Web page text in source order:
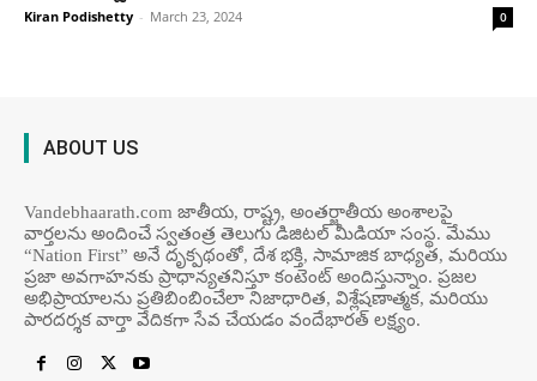
Kiran Podishetty - March 23, 2024 0
ABOUT US
Vandebhaarath.com జాతీయ, రాష్ట్ర, అంతర్జాతీయ అంశాలపై
వార్తలను అందించే స్వతంత్ర తెలుగు డిజిటల్ మీడియా సంస్థ. మేము
“Nation First” అనే దృక్పథంతో, దేశ భక్తి, సామాజిక బాధ్యత, మరియు
ప్రజా అవగాహనకు ప్రాధాన్యతనిస్తూ కంటెంట్ అందిస్తున్నాం. ప్రజల
అభిప్రాయాలను ప్రతిబింబించేలా నిజాధారిత, విశ్లేషణాత్మక, మరియు
పారదర్శక వార్తా వేదికగా సేవ చేయడం వందేభార‌త్ ల‌క్ష్యం.